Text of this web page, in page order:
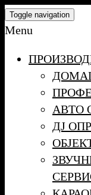
Skip
to
content
Toggle navigation
Menu
АВТО
ДЈ